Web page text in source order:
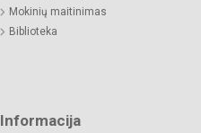
Mokinių maitinimas
Biblioteka
Informacija